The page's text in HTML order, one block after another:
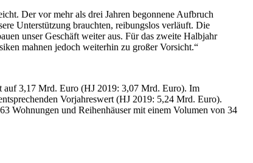
Der vor mehr als drei Jahren begonnene Aufbruch
Unterstützung brauchten, reibungslos verläuft. Die
unser Geschäft weiter aus. Für das zweite Halbjahr
mahnen jedoch weiterhin zu großer Vorsicht.“
auf 3,17 Mrd. Euro (HJ 2019: 3,07 Mrd. Euro). Im
Vorjahreswert (HJ 2019: 5,24 Mrd. Euro).
Wohnungen und Reihenhäuser mit einem Volumen von 34